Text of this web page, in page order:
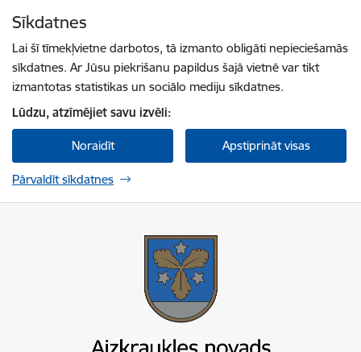
Sīkdatnes
Lai šī tīmekļvietne darbotos, tā izmanto obligāti nepieciešamās
sīkdatnes. Ar Jūsu piekrišanu papildus šajā vietnē var tikt
izmantotas statistikas un sociālo mediju sīkdatnes.
Lūdzu, atzīmējiet savu izvēli:
Noraidīt Apstiprināt visas
Pārvaldīt sīkdatnes